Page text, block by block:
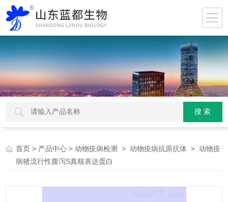
首页 > 产品中心 >动物疫病检测 >动物疫病抗原抗体 > 动物疫
病猪流行性腹泻S真核表达蛋白